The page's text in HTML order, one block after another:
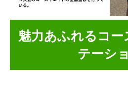
魅力あふれるコ
テーシ